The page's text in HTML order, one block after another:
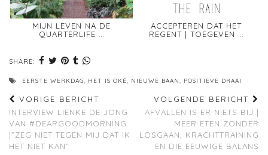
MIJN LEVEN NA DE
QUARTERLIFE …
ACCEPTEREN DAT HET
REGENT | TOEGEVEN …
SHARE:
EERSTE WERKDAG, HET IS OKÉ, NIEUWE BAAN, POSITIEVE DRAAI
VORIGE BERICHT
INTERVIEW LIENKE DE JONG
VAN #DEARGOODMORNING
|”ZEG NIET TEGEN MIJ DAT IK
HET NIET KAN”
VOLGENDE BERICHT
AFVALLEN IS ER NIETS BIJ |
MEER ETEN ZONDER
LOSGAAN, KRACHTTRAINING
EN DIE EEUWIGE BALANS